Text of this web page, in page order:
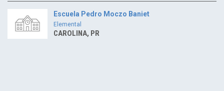
Escuela Pedro Moczo Baniet
Elemental
CAROLINA, PR